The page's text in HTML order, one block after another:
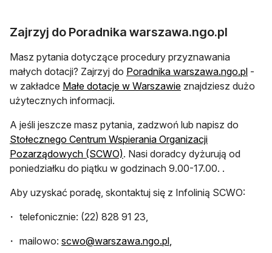
Zajrzyj do Poradnika warszawa.ngo.pl
Masz pytania dotyczące procedury przyznawania
małych dotacji? Zajrzyj do Poradnika warszawa.ngo.pl -
w zakładce Małe dotacje w Warszawie znajdziesz dużo
użytecznych informacji.
A jeśli jeszcze masz pytania, zadzwoń lub napisz do
Stołecznego Centrum Wspierania Organizacji
Pozarządowych (SCWO). Nasi doradcy dyżurują od
poniedziałku do piątku w godzinach 9.00-17.00. .
Aby uzyskać poradę, skontaktuj się z Infolinią SCWO:
telefonicznie: (22) 828 91 23,
mailowo: scwo@warszawa.ngo.pl